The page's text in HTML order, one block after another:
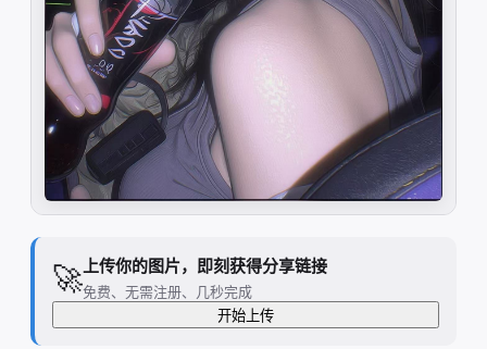
🚀上传你的图片，即刻获得分享链接
免费、无需注册、几秒完成
开始上传